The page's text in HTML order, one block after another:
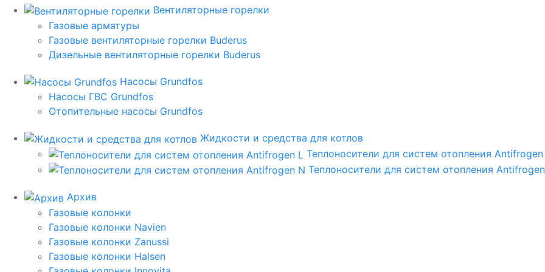
Вентиляторные горелки
Газовые арматуры
Газовые вентиляторные горелки Buderus
Дизельные вентиляторные горелки Buderus
Насосы Grundfos
Насосы ГВС Grundfos
Отопительные насосы Grundfos
Жидкости и средства для котлов
Теплоносители для систем отопления
Теплоносители для систем отопления
Архив
Газовые колонки
Газовые колонки Navien
Газовые колонки Zanussi
Газовые колонки Halsen